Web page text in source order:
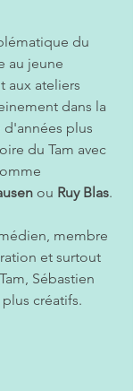
du
au jeune
aux ateliers
dans la
plus
du Tam avec
ou Ruy Blas.
membre
et surtout
Sébastien
créatifs.